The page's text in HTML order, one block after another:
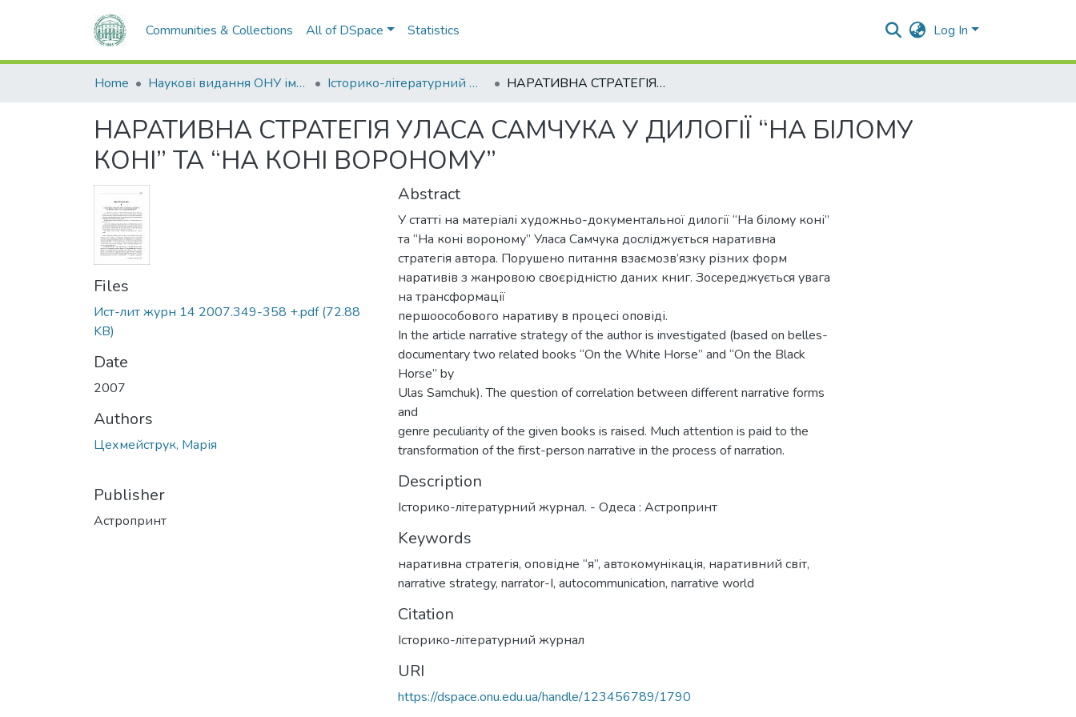
Communities & Collections All of DSpace Statistics Log In
Home Наукові видання ОНУ імені І. І. Мечникова Історико-літературний журнал НАРАТИВНА СТРАТЕГІЯ УЛАСА САМЧУКА У ДИЛОГІЇ “НА БІЛОМУ КОНІ” ТА “НА КОНІ ВОРОНОМУ”
НАРАТИВНА СТРАТЕГІЯ УЛАСА САМЧУКА У ДИЛОГІЇ “НА БІЛОМУ
КОНІ” ТА “НА КОНІ ВОРОНОМУ”
Files
Ист-лит журн 14 2007.349-358 +.pdf(72.88
KB)
Date
2007
Authors
Цехмейструк, Марія
Publisher
Астропринт
Abstract
У статті на матеріалі художньо-документальної дилогії “На білому коні”
та “На коні вороному” Уласа Самчука досліджується наративна
стратегія автора. Порушено питання взаємозв’язку різних форм
наративів з жанровою своєрідністю даних книг. Зосереджується увага
на трансформації
першоособового наративу в процесі оповіді.
In the article narrative strategy of the author is investigated (based on belles-
documentary two related books “On the White Horse” and “On the Black
Horse” by
Ulas Samchuk). The question of correlation between different narrative forms
and
genre peculiarity of the given books is raised. Much attention is paid to the
transformation of the first-person narrative in the process of narration.
Description
Iсторико-лiтературний журнал. - Одеса : Астропринт
Keywords
наративна стратегія, оповідне “я”, автокомунікація, наративний світ,
narrative strategy, narrator-I, autocommunication, narrative world
Citation
Iсторико-лiтературний журнал
URI
https://dspace.onu.edu.ua/handle/123456789/1790